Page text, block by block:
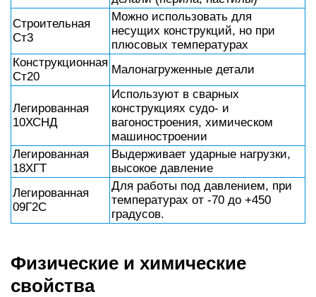
Строительная
Ст3
Можно использовать для
несущих конструкций, но при
плюсовых температурах
Конструкционная
Ст20
Малонагруженные детали
Легированная
10ХСНД
Используют в сварных
конструкциях судо- и
вагоностроения, химическом
машиностроении
Легированная
18ХГТ
Выдерживает ударные нагрузки,
высокое давление
Легированная
09Г2С
Для работы под давлением, при
температурах от -70 до +450
градусов.
Физические и химические
свойства